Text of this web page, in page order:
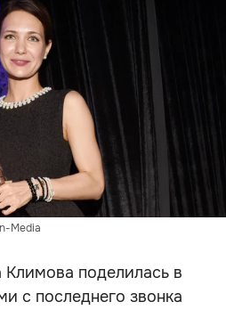
Media
Климова поделилась в
с последнего звонка